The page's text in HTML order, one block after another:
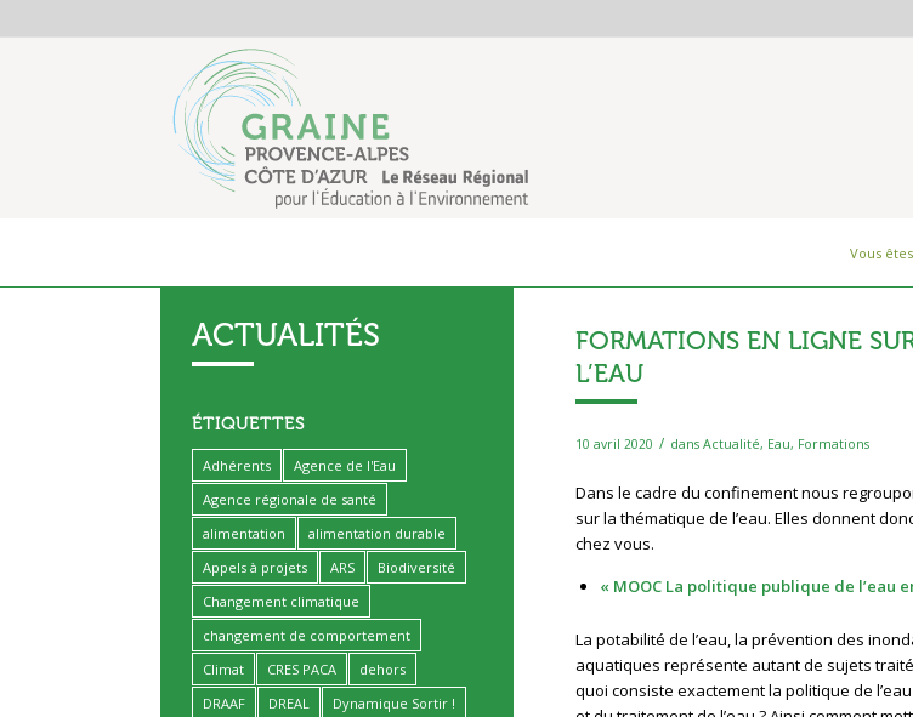
Vous
FORMATIONS EN LIGNE
L’EAU
10 avril 2020 / dans Actualité, Eau, Formations
Dans le cadre du confinement nous
sur la thématique de l’eau. Elles donnent
chez vous.
« MOOC La politique publique de l’eau
La potabilité de l’eau, la prévention des
aquatiques représente autant de sujets
quoi consiste exactement la politique de
ACTUALITÉS
ÉTIQUETTES
Adhérents
Agence de l'Eau
Agence régionale de santé
alimentation
alimentation durable
Appels à projets
ARS
Biodiversité
Changement climatique
changement de comportement
Climat
CRES PACA
dehors
DRAAF
DREAL
Dynamique Sortir !